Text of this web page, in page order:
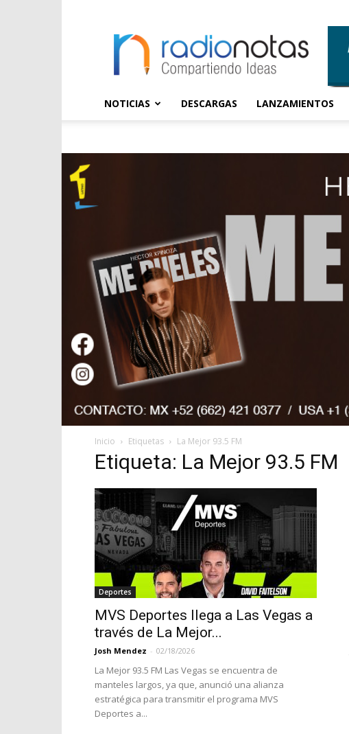
NOTICIAS DESCARGAS LANZAMIENTOS
Inicio Etiquetas La Mejor 93.5 FM
Etiqueta: La Mejor 93.5 FM
Deportes
MVS Deportes llega a Las Vegas a
través de La Mejor...
Josh Mendez - 02/18/2026
La Mejor 93.5 FM Las Vegas se encuentra de
manteles largos, ya que, anunció una alianza
estratégica para transmitir el programa MVS
Deportes a...